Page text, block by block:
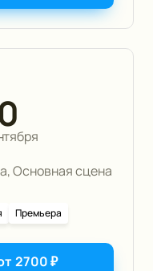
Основная сцена
Премьера
2700₽